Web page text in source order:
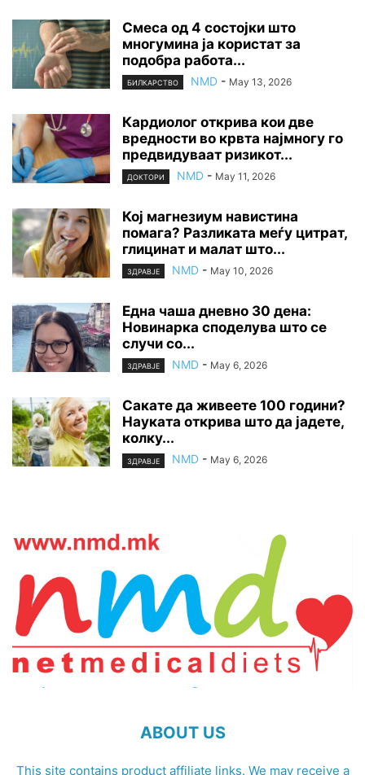
Смеса од 4 состојки што
многумина ја користат за
подобра работа...
БИЛКАРСТВО NMD - May 13, 2026
Кардиолог открива кои две
вредности во крвта најмногу го
предвидуваат ризикот...
ДОКТОРИ NMD - May 11, 2026
Кој магнезиум навистина
помага? Разликата меѓу цитрат,
глицинат и малат што...
ЗДРАВЈЕ NMD - May 10, 2026
Една чаша дневно 30 дена:
Новинарка споделува што се
случи со...
ЗДРАВЈЕ NMD - May 6, 2026
Сакате да живеете 100 години?
Науката открива што да јадете,
колку...
ЗДРАВЈЕ NMD - May 6, 2026
ABOUT US
This site contains product affiliate links. We may receive a